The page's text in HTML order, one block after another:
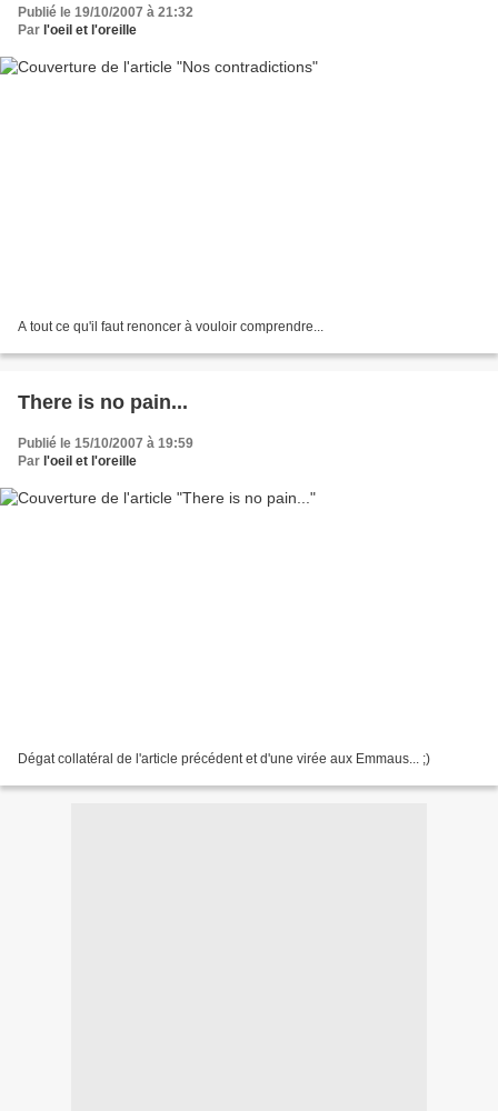
Publié le 19/10/2007 à 21:32
Par l'oeil et l'oreille
A tout ce qu'il faut renoncer à vouloir comprendre...
There is no pain...
Publié le 15/10/2007 à 19:59
Par l'oeil et l'oreille
Dégat collatéral de l'article précédent et d'une virée aux Emmaus... ;)